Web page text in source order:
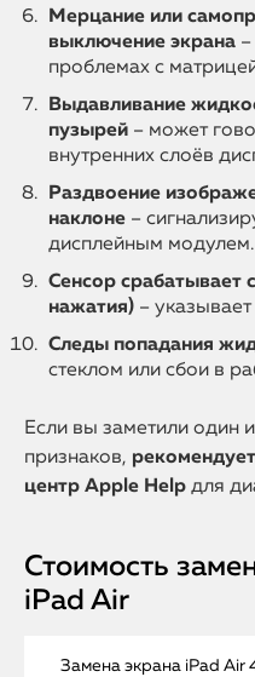
Мерцание или
выключение экрана –
проблемах с
Выдавливание
пузырей – может
внутренних слоёв
Раздвоение
наклоне –
дисплейным модулем.
Сенсор срабатывает
нажатия) –
Следы попадания
стеклом или сбои в
Если вы заметили один
признаков,
центр Apple Help для
Стоимость
iPad Air
Замена экрана iPad Air